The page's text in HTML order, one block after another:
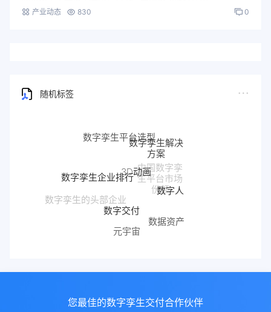
产业动态 830 0
随机标签
数字孪生平台有哪些
数字孪生的头部企业
3D动画
数字人
您最佳的数字孪生交付合作伙伴